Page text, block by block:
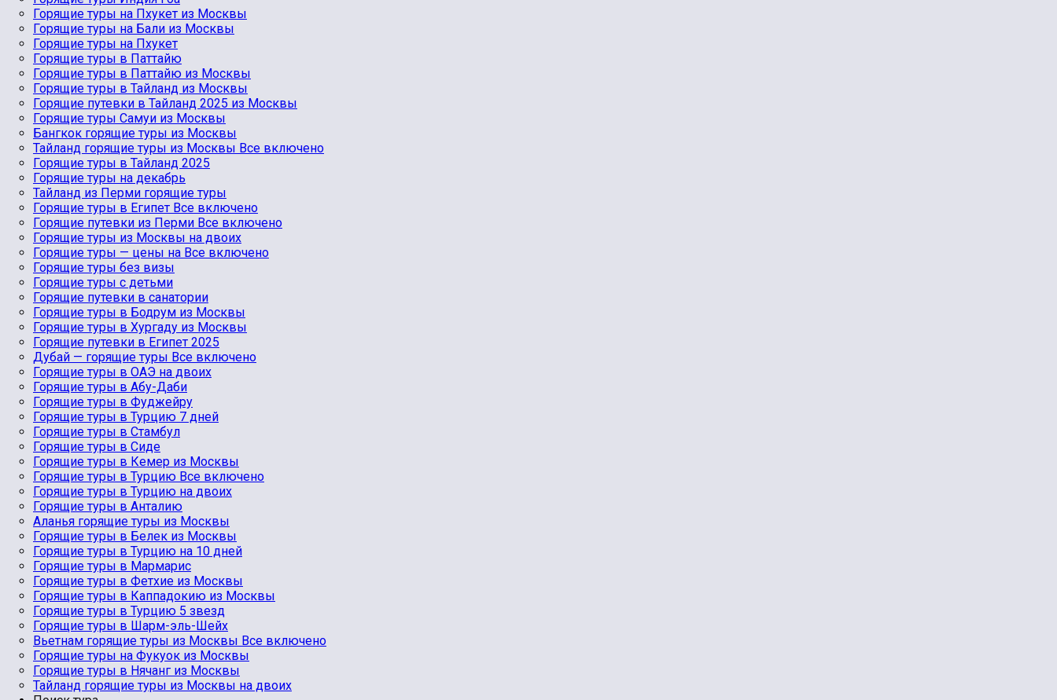
Горящие туры на Пхукет из Москвы
Горящие туры на Бали из Москвы
Горящие туры на Пхукет
Горящие туры в Паттайю
Горящие туры в Паттайю из Москвы
Горящие туры в Тайланд из Москвы
Горящие путевки в Тайланд 2025 из Москвы
Горящие туры Самуи из Москвы
Бангкок горящие туры из Москвы
Тайланд горящие туры из Москвы Все включено
Горящие туры в Тайланд 2025
Горящие туры на декабрь
Тайланд из Перми горящие туры
Горящие туры в Египет Все включено
Горящие путевки из Перми Все включено
Горящие туры из Москвы на двоих
Горящие туры — цены на Все включено
Горящие туры без визы
Горящие туры с детьми
Горящие путевки в санатории
Горящие туры в Бодрум из Москвы
Горящие туры в Хургаду из Москвы
Горящие путевки в Египет 2025
Дубай — горящие туры Все включено
Горящие туры в ОАЭ на двоих
Горящие туры в Абу-Даби
Горящие туры в Фуджейру
Горящие туры в Турцию 7 дней
Горящие туры в Стамбул
Горящие туры в Сиде
Горящие туры в Кемер из Москвы
Горящие туры в Турцию Все включено
Горящие туры в Турцию на двоих
Горящие туры в Анталию
Аланья горящие туры из Москвы
Горящие туры в Белек из Москвы
Горящие туры в Турцию на 10 дней
Горящие туры в Мармарис
Горящие туры в Фетхие из Москвы
Горящие туры в Каппадокию из Москвы
Горящие туры в Турцию 5 звезд
Горящие туры в Шарм-эль-Шейх
Вьетнам горящие туры из Москвы Все включено
Горящие туры на Фукуок из Москвы
Горящие туры в Нячанг из Москвы
Тайланд горящие туры из Москвы на двоих